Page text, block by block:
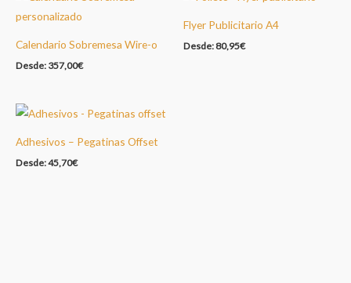
Calendario Sobremesa Wire-o
Desde: 357,00€
Flyer Publicitario A4
Desde: 80,95€
Adhesivos – Pegatinas Offset
Desde:45,70€